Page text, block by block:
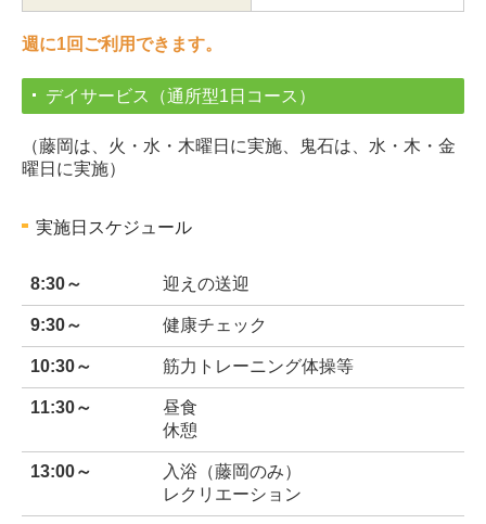
藤岡成年後見支援センター
ふくしの総合相談（CSW・地区担当制）
心配ごと相談 / 相続・遺言相談会
生活福祉資金・小口生活資金
各種様式
アクセス・問い合わせ
職員募集
週に1回ご利用できます。
デイサービス（通所型1日コース）
（藤岡は、火・水・木曜日に実施、鬼石は、水・木・金
曜日に実施）
実施日スケジュール
8:30～ 迎えの送迎
9:30～ 健康チェック
10:30～ 筋力トレーニング体操等
11:30～
昼食
休憩
13:00～
入浴（藤岡のみ）
レクリエーション